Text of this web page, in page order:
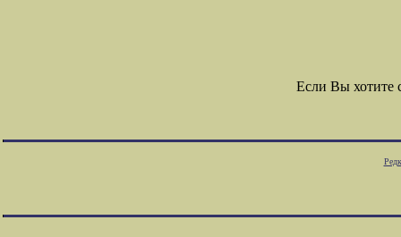
Если Вы хотите